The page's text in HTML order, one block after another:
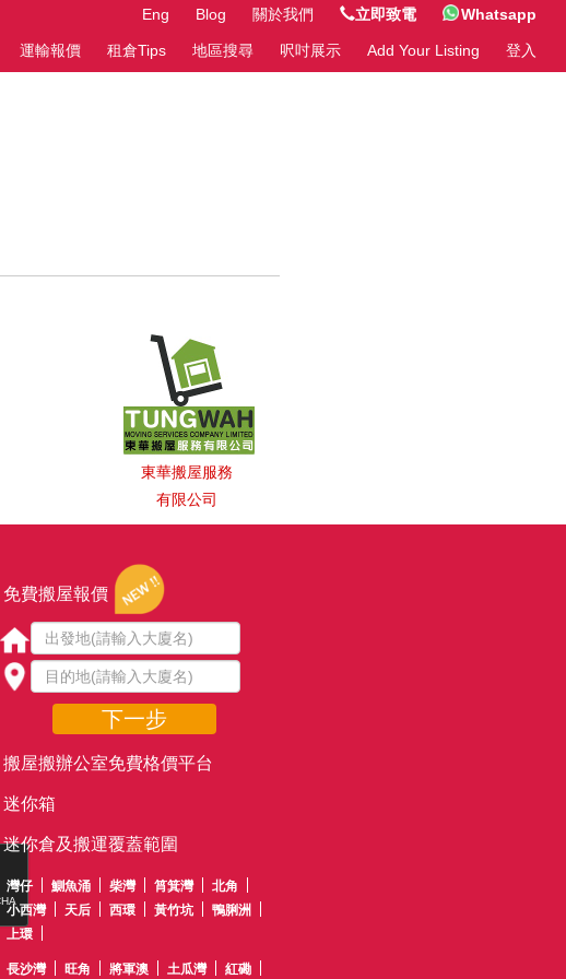
Eng Blog 關於我們 立即致電 Whatsapp
運輸報價 租倉Tips 地區搜尋 呎吋展示 Add Your Listing 登入
東華搬屋服務
有限公司
免費搬屋報價
下一步
搬屋搬辦公室免費格價平台
迷你箱
迷你倉及搬運覆蓋範圍
灣仔 鰂魚涌 柴灣 筲箕灣
北角
小西灣
天后 西環 黃竹坑
鴨脷洲
上環
長沙灣 旺角 將軍澳 土瓜灣 紅磡